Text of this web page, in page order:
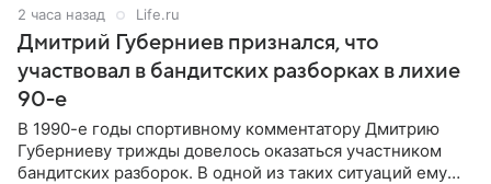
2 часа назад Life.ru
Дмитрий Губерниев признался, что
участвовал в бандитских разборках в лихие
90-е
В 1990-е годы спортивному комментатору Дмитрию
Губерниеву трижды довелось оказаться участником
бандитских разборок. В одной из таких ситуаций ему